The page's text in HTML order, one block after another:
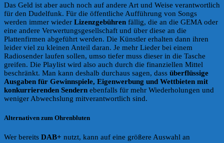
Das Geld ist aber auch noch auf andere Art und Weise verantwortlich
für den Dudelfunk. Für die öffentliche Aufführung von Songs
werden immer wieder Lizenzgebühren fällig, die an die GEMA oder
eine andere Verwertungsgesellschaft und über diese an die
Plattenfirmen abgeführt werden. Die Künstler erhalten dann ihren
leider viel zu kleinen Anteil daran. Je mehr Lieder bei einem
Radiosender laufen sollen, umso tiefer muss dieser in die Tasche
greifen. Die Playlist wird also auch durch die finanziellen Mittel
beschränkt. Man kann deshalb durchaus sagen, dass überflüssige
Ausgaben für Gewinnspiele, Eigenwerbung und Wettbieten mit
konkurrierenden Sendern ebenfalls für mehr Wiederholungen und
weniger Abwechslung mitverantwortlich sind.
Alternativen zum Ohrenbluten
Wer bereits DAB+ nutzt, kann auf eine größere Auswahl an